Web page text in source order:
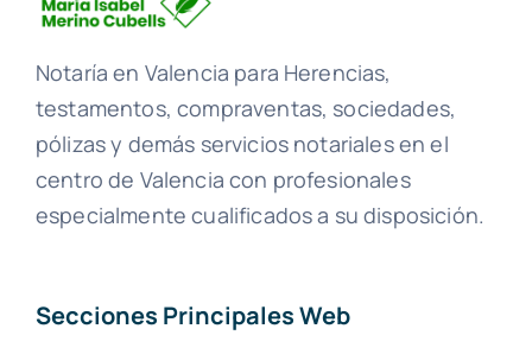
Notaría en Valencia para Herencias,
testamentos, compraventas, sociedades,
pólizas y demás servicios notariales en el
centro de Valencia con profesionales
especialmente cualificados a su disposición.
Secciones Principales Web